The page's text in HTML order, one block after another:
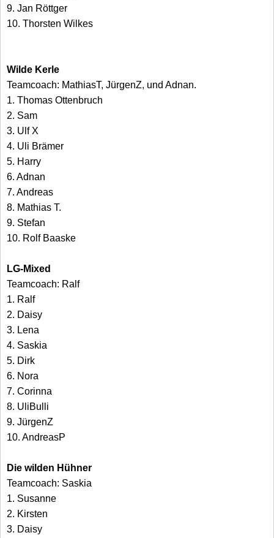
9. Jan Röttger
10. Thorsten Wilkes
Wilde Kerle
Teamcoach: MathiasT, JürgenZ, und Adnan.
1. Thomas Ottenbruch
2. Sam
3. Ulf X
4. Uli Brämer
5. Harry
6. Adnan
7. Andreas
8. Mathias T.
9. Stefan
10. Rolf Baaske
LG-Mixed
Teamcoach: Ralf
1. Ralf
2. Daisy
3. Lena
4. Saskia
5. Dirk
6. Nora
7. Corinna
8. UliBulli
9. JürgenZ
10. AndreasP
Die wilden Hühner
Teamcoach: Saskia
1. Susanne
2. Kirsten
3. Daisy